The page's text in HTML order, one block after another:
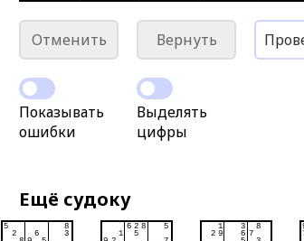
Отменить Вернуть
Показывать
ошибки
Выделять
цифры
Ещё судоку